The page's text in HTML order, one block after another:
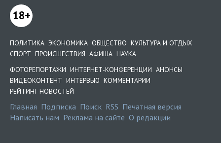
18+
ПОЛИТИКА ЭКОНОМИКА ОБЩЕСТВО КУЛЬТУРА И ОТДЫХ
СПОРТ ПРОИСШЕСТВИЯ АФИША НАУКА
ФОТОРЕПОРТАЖИ ИНТЕРНЕТ-КОНФЕРЕНЦИИ АНОНСЫ
ВИДЕОКОНТЕНТ ИНТЕРВЬЮ КОММЕНТАРИИ
РЕЙТИНГ НОВОСТЕЙ
Главная Подписка Поиск RSS Печатная версия
Написать нам Реклама на сайте О редакции